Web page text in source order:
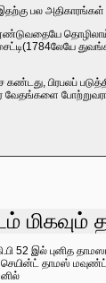
பல அதிகாரங்கள் -
கண்டது, பிரபலப்
வேதங்களை
52 இல் புனித
தாமஸ் மவுண்ட்,